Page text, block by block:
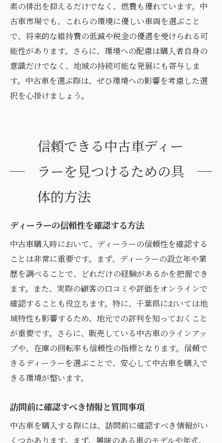
素の排出を抑えるだけでなく、燃費も優れています。中
古車市場でも、これらの環境に優しい車両を選ぶこと
で、将来的な維持費の低減や税金の優遇を受けられる可
能性があります。さらに、環境への配慮は購入者自身の
意識だけでなく、地域の持続可能な発展にも寄与しま
す。中古車を選ぶ際は、ぜひ環境への影響を考慮した選
択を心掛けましょう。
信頼できる中古車ディー
ラーを見つけるための具
体的方法
ディーラーの信頼性を確認する方法
中古車購入時において、ディーラーの信頼性を確認する
ことは非常に重要です。まず、ディーラーの設立年や業
歴を調べることで、どれだけの経験があるかを把握でき
ます。また、実際の顧客の口コミや評価をオンラインで
確認することも役立ちます。特に、千葉県においては地
域特性も影響するため、地元での評判を知っておくこと
が重要です。さらに、販売している中古車のラインアッ
プや、在庫の回転率も信頼性の指標となります。信頼で
きるディーラーを選ぶことで、安心して中古車を購入で
きる環境が整います。
訪問前に確認すべき情報と質問事項
中古車を購入する際には、訪問前に確認すべき情報がい
くつかあります。まず、興味のある車のモデルや年式、